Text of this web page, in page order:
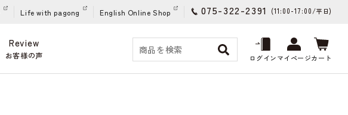
Life with pagong English Online Shop 075-322-2391 (11:00-17:00/平日)
Review
お客様の声 ログインマイページカート